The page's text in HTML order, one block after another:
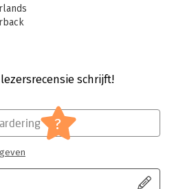
hoe je weerbaarder kunt
daarbuiten, als je besluit de
schrijft!
?